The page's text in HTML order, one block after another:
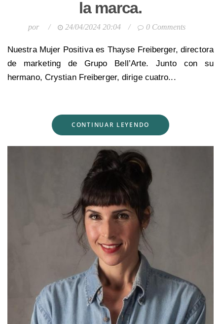
la marca.
por / 24/04/2024 20:04 / 0 Comments
Nuestra Mujer Positiva es Thayse Freiberger, directora
de marketing de Grupo Bell’Arte. Junto con su
hermano, Crystian Freiberger, dirige cuatro...
CONTINUAR LEYENDO